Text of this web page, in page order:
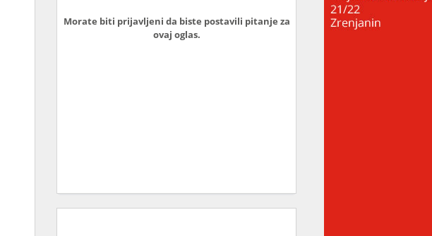
Morate biti prijavljeni da biste postavili pitanje za
ovaj oglas.